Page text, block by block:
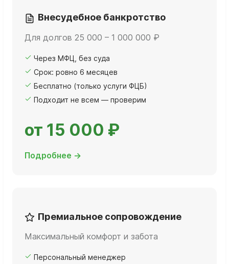
Внесудебное банкротство
Для долгов 25 000 – 1 000 000 ₽
Через МФЦ, без суда
Срок: ровно 6 месяцев
Бесплатно (только услуги ФЦБ)
Подходит не всем — проверим
от 15 000 ₽
Подробнее →
Премиальное сопровождение
Максимальный комфорт и забота
Персональный менеджер